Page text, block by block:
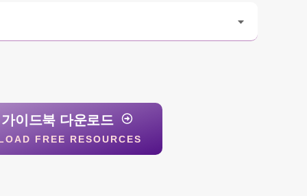
이드북 다운로드
FREE RESOURCES